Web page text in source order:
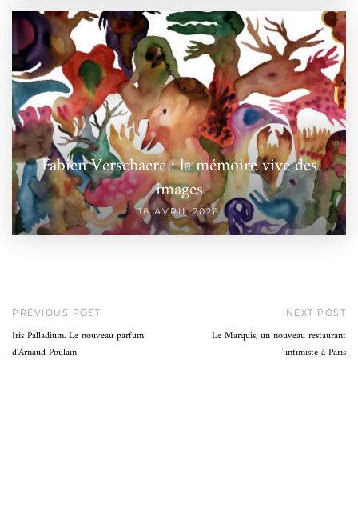
Fabien Verschaere : la mémoire vive des
images
18 AVRIL 2026
PREVIOUS POST
Iris Palladium. Le nouveau parfum
d'Arnaud Poulain
NEXT POST
Le Marquis, un nouveau restaurant
intimiste à Paris